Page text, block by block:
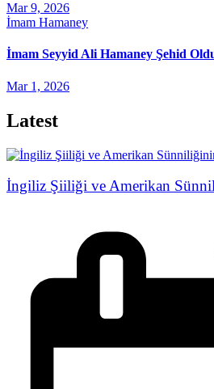
Mar 9, 2026
İmam Hamaney
İmam Seyyid Ali Hamaney Şehid
Mar 1, 2026
Latest
İngiliz Şiiliği ve Amerikan